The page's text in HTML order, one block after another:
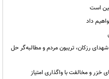
است
داد
رزکان، تریبون مردم و مطالبه‌گر حل
خزر و مخالفت با واگذاری امتیاز